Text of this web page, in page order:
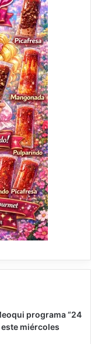
programa “24
este miércoles